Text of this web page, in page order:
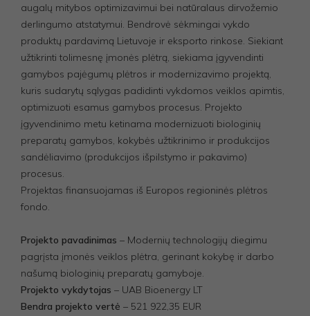
augalų mitybos optimizavimui bei natūralaus dirvožemio
derlingumo atstatymui. Bendrovė sėkmingai vykdo
produktų pardavimą Lietuvoje ir eksporto rinkose. Siekiant
užtikrinti tolimesnę įmonės plėtrą, siekiama įgyvendinti
gamybos pajėgumų plėtros ir modernizavimo projektą,
kuris sudarytų sąlygas padidinti vykdomos veiklos apimtis,
optimizuoti esamus gamybos procesus. Projekto
įgyvendinimo metu ketinama modernizuoti biologinių
preparatų gamybos, kokybės užtikrinimo ir produkcijos
sandėliavimo (produkcijos išpilstymo ir pakavimo)
procesus.
Projektas finansuojamas iš Europos regioninės plėtros
fondo.
Projekto pavadinimas – Modernių technologijų diegimu
pagrįsta įmonės veiklos plėtra, gerinant kokybę ir darbo
našumą biologinių preparatų gamyboje.
Projekto vykdytojas – UAB Bioenergy LT
Bendra projekto vertė – 521 922,35 EUR